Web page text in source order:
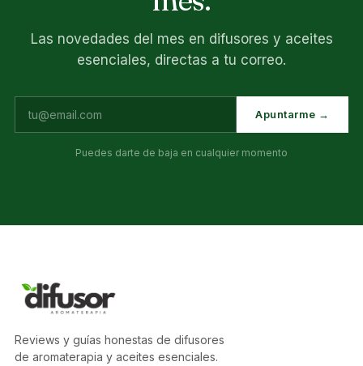
Las novedades del mes en difusores y aceites
esenciales, directas a tu correo.
Apuntarme →
Puedes darte de baja en cualquier momento
Reviews y guías honestas de difusores
de aromaterapia y aceites esenciales.